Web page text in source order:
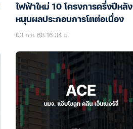
ไฟฟ้าใหม่ 10 โครงการครึ่งปีหลัง
หนุนผลประกอบการโตต่อเนื่อง
03 ก.ย. 68 16:34 น.